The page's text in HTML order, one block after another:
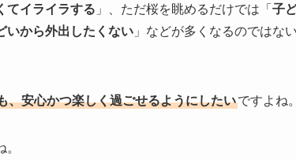
てイライラする 」、ただ桜を眺めるだけでは「 子
いから外出したくない 」などが多くなるのではな
、安心かつ楽しく過ごせるようにしたいですよね。